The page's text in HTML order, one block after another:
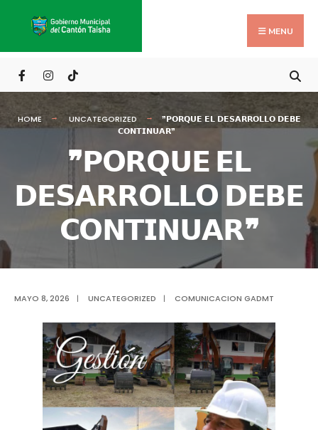
content
MENU
HOME UNCATEGORIZED
❞𝗣𝗢𝗥𝗤𝗨𝗘 𝗘𝗟 𝗗𝗘𝗦𝗔𝗥𝗥𝗢𝗟𝗟𝗢 𝗗𝗘𝗕𝗘
𝗖𝗢𝗡𝗧𝗜𝗡𝗨𝗔𝗥❞
❞𝗣𝗢𝗥𝗤𝗨𝗘 𝗘𝗟
𝗗𝗘𝗦𝗔𝗥𝗥𝗢𝗟𝗟𝗢 𝗗𝗘𝗕𝗘
𝗖𝗢𝗡𝗧𝗜𝗡𝗨𝗔𝗥❞
MAYO 8, 2026 | UNCATEGORIZED | COMUNICACION GADMT
for: